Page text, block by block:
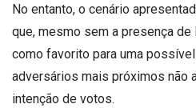
No entanto, o cenário
que, mesmo sem a presença de
como favorito para uma
adversários mais próximos não
intenção de votos.